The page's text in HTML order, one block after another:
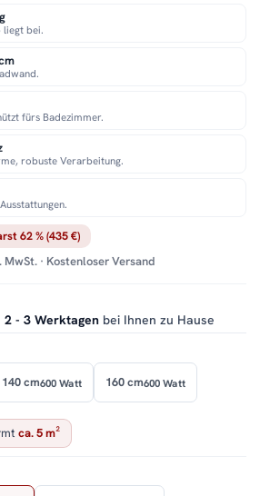
62 % (435 €)
MwSt. · Kostenloser Versand
2 - 3 Werktagen bei Ihnen zu Hause
liegt bei.
fürs Badezimmer.
robuste Verarbeitung.
140 cm600 Watt 160 cm600 Watt
ca. 5 m²